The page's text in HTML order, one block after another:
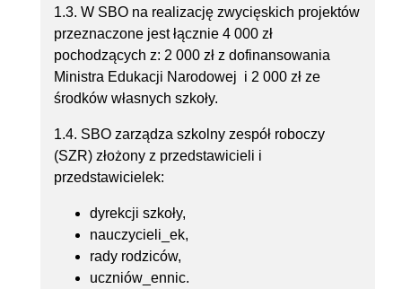
1.3. W SBO na realizację zwycięskich projektów
przeznaczone jest łącznie 4 000 zł
pochodzących z: 2 000 zł z dofinansowania
Ministra Edukacji Narodowej i 2 000 zł ze
środków własnych szkoły.
1.4. SBO zarządza szkolny zespół roboczy
(SZR) złożony z przedstawicieli i
przedstawicielek:
dyrekcji szkoły,
nauczycieli_ek,
rady rodziców,
uczniów_ennic.